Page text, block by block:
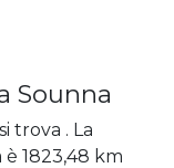
Sounna
trova . La
1823,48 km